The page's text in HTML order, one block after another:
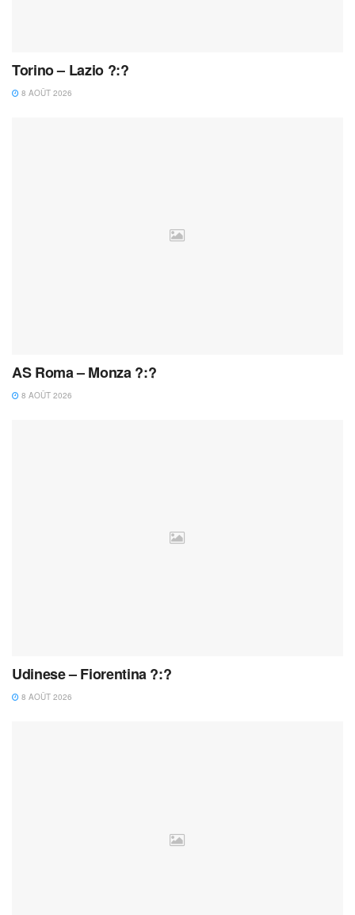
Torino – Lazio ?:?
8 AOÛT 2026
AS Roma – Monza ?:?
8 AOÛT 2026
Udinese – Fiorentina ?:?
8 AOÛT 2026